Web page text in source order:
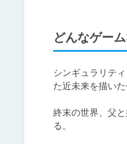
どんなゲーム
シンギュラリテ
た近未来を描いた
終末の世界、父
る。